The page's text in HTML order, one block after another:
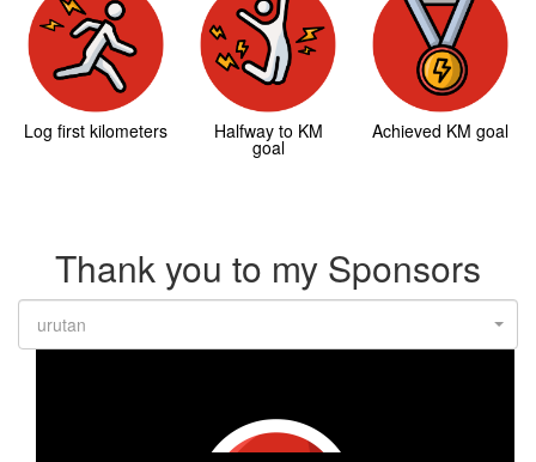
Log first kilometers Halfway to KM
goal
Achieved KM goal
Thank you to my Sponsors
urutan